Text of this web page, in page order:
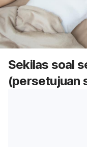
Sekilas soal
(persetujuan